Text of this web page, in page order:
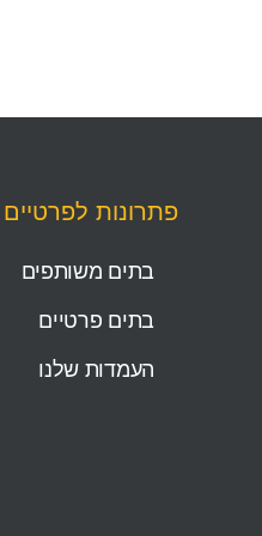
פתרונות לפרטיים
בתים משותפים
בתים פרטיים
העמדות שלנו